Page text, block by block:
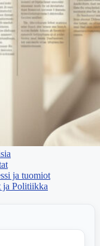
ja tuomiot
ja Politiikka